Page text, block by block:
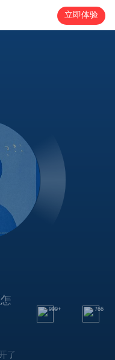
立即体验
999+ 766
了